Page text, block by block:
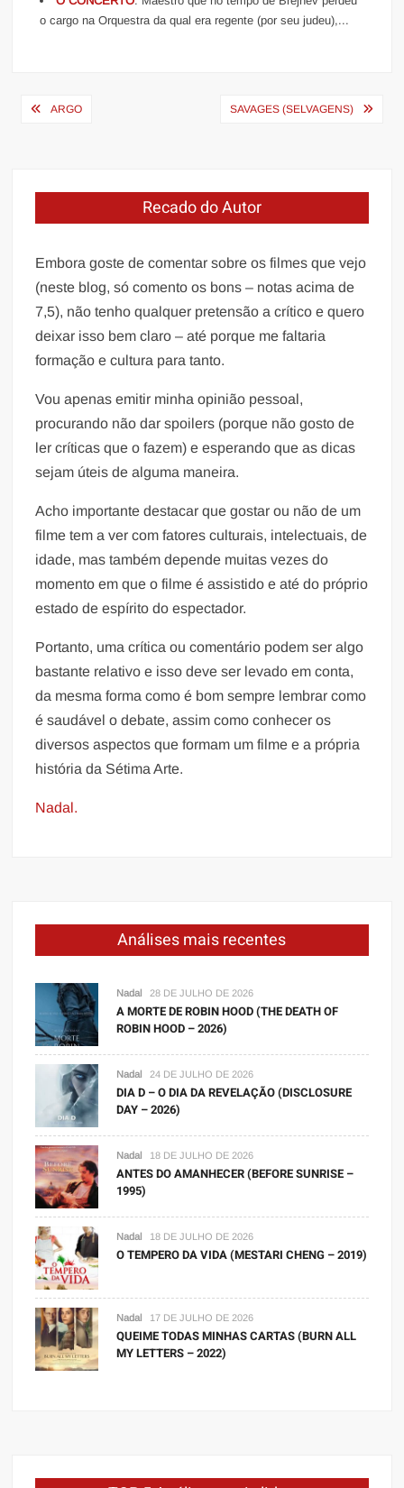
o cargo na Orquestra da qual era regente (por seu judeu),...
Navegação
ARGO SAVAGES (SELVAGENS)
Recado do Autor
Embora goste de comentar sobre os filmes que vejo
(neste blog, só comento os bons – notas acima de
7,5), não tenho qualquer pretensão a crítico e quero
deixar isso bem claro – até porque me faltaria
formação e cultura para tanto.
Vou apenas emitir minha opinião pessoal,
procurando não dar spoilers (porque não gosto de
ler críticas que o fazem) e esperando que as dicas
sejam úteis de alguma maneira.
Acho importante destacar que gostar ou não de um
filme tem a ver com fatores culturais, intelectuais, de
idade, mas também depende muitas vezes do
momento em que o filme é assistido e até do próprio
estado de espírito do espectador.
Portanto, uma crítica ou comentário podem ser algo
bastante relativo e isso deve ser levado em conta,
da mesma forma como é bom sempre lembrar como
é saudável o debate, assim como conhecer os
diversos aspectos que formam um filme e a própria
história da Sétima Arte.
Nadal.
Análises mais recentes
Nadal 28 DE JULHO DE 2026
A MORTE DE ROBIN HOOD (THE DEATH OF
ROBIN HOOD – 2026)
Nadal 24 DE JULHO DE 2026
DIA D – O DIA DA REVELAÇÃO (DISCLOSURE
DAY – 2026)
Nadal 18 DE JULHO DE 2026
ANTES DO AMANHECER (BEFORE SUNRISE –
1995)
Nadal 18 DE JULHO DE 2026
O TEMPERO DA VIDA (MESTARI CHENG – 2019)
Nadal 17 DE JULHO DE 2026
QUEIME TODAS MINHAS CARTAS (BURN ALL
MY LETTERS – 2022)